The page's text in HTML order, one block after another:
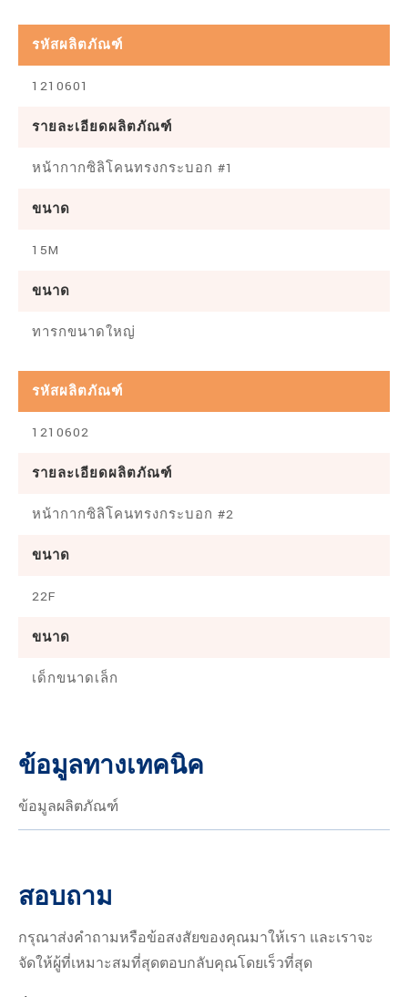
รหัสผลิตภัณฑ์
1210601
รายละเอียดผลิตภัณฑ์
หน้ากากซิลิโคนทรงกระบอก #1
ขนาด
15M
ขนาด
ทารกขนาดใหญ่
รหัสผลิตภัณฑ์
1210602
รายละเอียดผลิตภัณฑ์
หน้ากากซิลิโคนทรงกระบอก #2
ขนาด
22F
ขนาด
เด็กขนาดเล็ก
ข้อมูลทางเทคนิค
ข้อมูลผลิตภัณฑ์
สอบถาม
กรุณาส่งคำถามหรือข้อสงสัยของคุณมาให้เรา และเราจะ
จัดให้ผู้ที่เหมาะสมที่สุดตอบกลับคุณโดยเร็วที่สุด